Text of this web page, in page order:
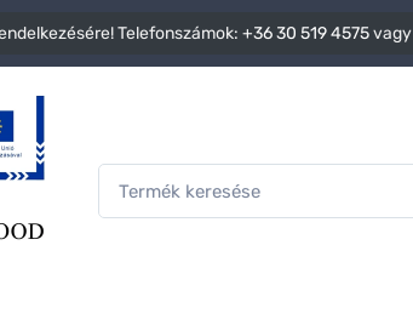
Telefonszámok: +36 30 519 4575vagy